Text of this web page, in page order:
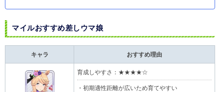
マイルおすすめ差しウマ娘​
キャラ おすすめ理由
育成しやすさ：★★★★☆
・初期適性距離が広いため育てやすい